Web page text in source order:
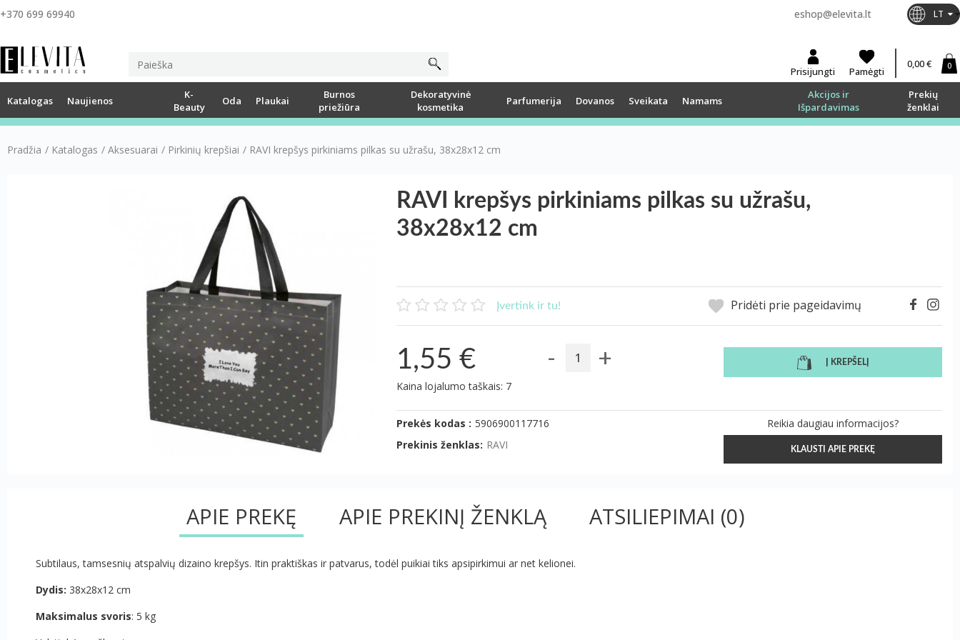
+370 699 69940 eshop@elevita.lt LT
Prisijungti Pamėgti
0,00 € 0
Katalogas Naujienos
K-
Beauty
Oda Plaukai
Burnos
priežiūra
Dekoratyvinė
kosmetika
Parfumerija Dovanos Sveikata Namams
Akcijos ir
Išpardavimas
Prekių
ženklai
Pradžia / Katalogas / Aksesuarai / Pirkinių krepšiai / RAVI krepšys pirkiniams pilkas su užrašu, 38x28x12 cm
RAVI krepšys pirkiniams pilkas su užrašu,
38x28x12 cm
Įvertink ir tu! Pridėti prie pageidavimų
1,55 € - + Į KREPŠELĮ
Kaina lojalumo taškais: 7
Prekės kodas : 5906900117716
Prekinis ženklas: RAVI
Reikia daugiau informacijos?
KLAUSTI APIE PREKĘ
APIE PREKĘ APIE PREKINĮ ŽENKLĄ ATSILIEPIMAI (0)
Subtilaus, tamsesnių atspalvių dizaino krepšys. Itin praktiškas ir patvarus, todėl puikiai tiks apsipirkimui ar net kelionei.
Dydis: 38x28x12 cm
Maksimalus svoris: 5 kg